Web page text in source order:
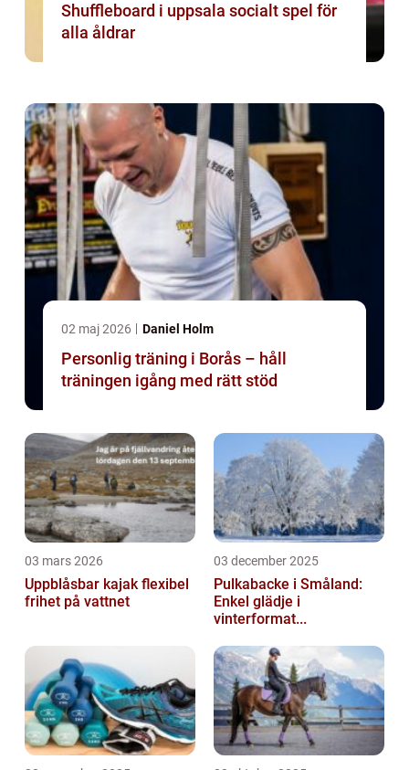
Shuffleboard i uppsala socialt spel för
alla åldrar
02 maj 2026 Daniel Holm
Personlig träning i Borås – håll
träningen igång med rätt stöd
03 mars 2026
Uppblåsbar kajak flexibel
frihet på vattnet
03 december 2025
Pulkabacke i Småland:
Enkel glädje i
vinterformat...